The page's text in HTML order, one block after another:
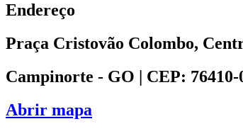
Endereço
Praça Cristovão Colombo,
Campinorte - GO | CEP: 76410-
Abrir mapa